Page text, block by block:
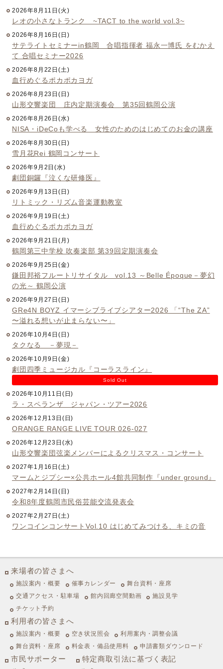
2026年8月11日(火)
レオの小さなトランク ~TACT to the world vol.3~
2026年8月16日(日)
サテライトセミナーin鶴岡 合唱指揮者 福永一博氏 をむかえ
て 合唱セミナー2026
2026年8月22日(土)
血行めぐるポカポカヨガ
2026年8月23日(日)
山形交響楽団 庄内定期演奏会 第35回鶴岡公演
2026年8月26日(水)
NISA・iDeCoも学べる 女性のためのはじめてのお金の講座
2026年8月30日(日)
雪月花Rei 鶴岡コンサート
2026年9月2日(水)
劇団銅鑼『泣くな研修医』
2026年9月13日(日)
リトミック・リズム音楽運動教室
2026年9月19日(土)
血行めぐるポカポカヨガ
2026年9月21日(月)
鶴岡第三中学校 吹奏楽部 第39回定期演奏会
2026年9月25日(金)
鎌田邦裕フルートリサイタル vol.13 ～Belle Époque－夢幻
の光～ 鶴岡公演
2026年9月27日(日)
GRe4N BOYZ イマーシブライブシアター2026 「“The ZA”
〜溢れる想いが止まらない〜」
2026年10月4日(日)
タクなる －夢現－
2026年10月9日(金)
劇団四季ミュージカル『コーラスライン』
Sold Out
2026年10月11日(日)
ラ・スペランザ ジャパン・ツアー2026
2026年12月13日(日)
ORANGE RANGE LIVE TOUR 026-027
2026年12月23日(水)
山形交響楽団弦楽メンバーによるクリスマス・コンサート
2027年1月16日(土)
マームとジプシー×公共ホール4館共同制作『under ground』
2027年2月14日(日)
令和8年度鶴岡市民俗芸能交流発表会
2027年2月27日(土)
ワンコインコンサートVol.10 はじめてみつける、キミの音
来場者の皆さまへ
施設案内・概要 催事カレンダー
舞台資料・座席
交通アクセス・駐車場
館内回廊空間動画
施設見学
チケット予約
利用者の皆さまへ
施設案内・概要 空き状況照会
利用案内・調整会議
舞台資料・座席
料金表・備品使用料 申請書類ダウンロード
市民サポーター
特定商取引法に基づく表記